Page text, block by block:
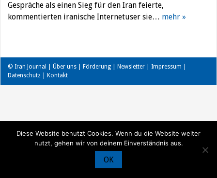
Gespräche als einen Sieg für den Iran feierte,
kommentierten iranische Internetuser sie… mehr »
© Iran Journal | Über uns Förderung Newsletter Impressum
Datenschutz
Kontakt
Diese Website benutzt Cookies. Wenn du die Website weiter
nutzt, gehen wir von deinem Einverständnis aus.
OK